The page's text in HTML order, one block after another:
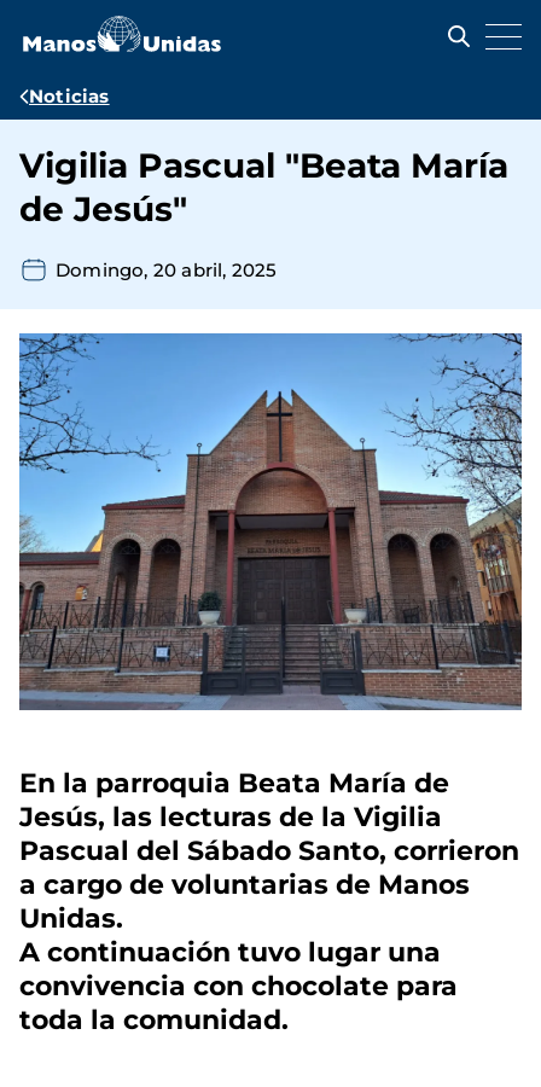
contenido
Ruta
navegación
Noticias
Vigilia Pascual "Beata María
de Jesús"
Domingo, 20 abril, 2025
En la parroquia Beata María de
Jesús, las lecturas de la Vigilia
Pascual del Sábado Santo, corrieron
a cargo de voluntarias de Manos
Unidas.
A continuación tuvo lugar una
convivencia con chocolate para
toda la comunidad.